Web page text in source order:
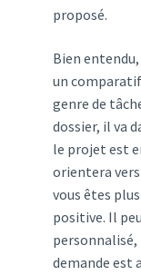
proposé.
Bien
un
genre de
dossier, il va
le projet est
orientera
vous êtes
positive. Il
demande est